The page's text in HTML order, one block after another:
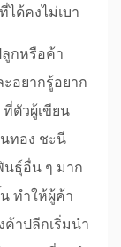
ด้คงไม่เบา
กหรือค้า
อยากรู้อยาก
ตัวผู้เขียน
ทอง ชะนี
ธุ์อื่น ๆ มาก
ทำให้ผู้ค้า
าปลีกเริ่มนำ